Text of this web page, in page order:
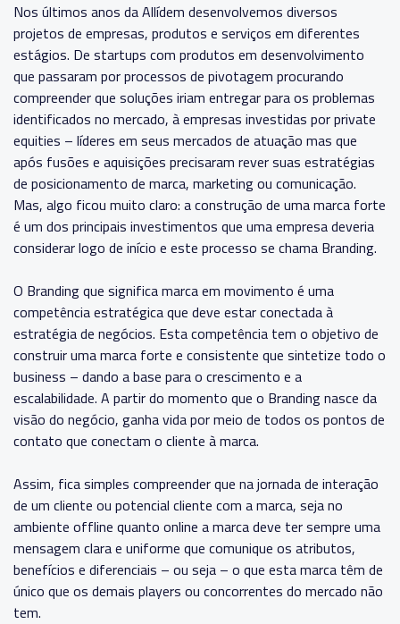
Nos últimos anos da Allídem desenvolvemos diversos
projetos de empresas, produtos e serviços em diferentes
estágios. De startups com produtos em desenvolvimento
que passaram por processos de pivotagem procurando
compreender que soluções iriam entregar para os problemas
identificados no mercado, à empresas investidas por private
equities – líderes em seus mercados de atuação mas que
após fusões e aquisições precisaram rever suas estratégias
de posicionamento de marca, marketing ou comunicação.
Mas, algo ficou muito claro: a construção de uma marca forte
é um dos principais investimentos que uma empresa deveria
considerar logo de início e este processo se chama Branding.
O Branding que significa marca em movimento é uma
competência estratégica que deve estar conectada à
estratégia de negócios. Esta competência tem o objetivo de
construir uma marca forte e consistente que sintetize todo o
business – dando a base para o crescimento e a
escalabilidade. A partir do momento que o Branding nasce da
visão do negócio, ganha vida por meio de todos os pontos de
contato que conectam o cliente à marca.
Assim, fica simples compreender que na jornada de interação
de um cliente ou potencial cliente com a marca, seja no
ambiente offline quanto online a marca deve ter sempre uma
mensagem clara e uniforme que comunique os atributos,
benefícios e diferenciais – ou seja – o que esta marca têm de
único que os demais players ou concorrentes do mercado não
tem.